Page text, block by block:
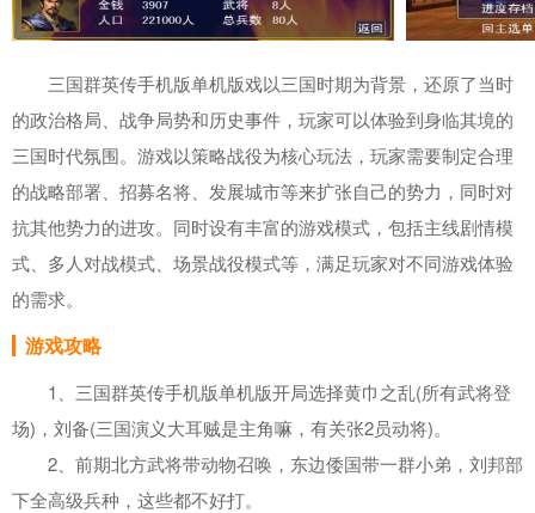
三国群英传手机版单机版戏以三国时期为背景，还原了当时
的政治格局、战争局势和历史事件，玩家可以体验到身临其境的
三国时代氛围。游戏以策略战役为核心玩法，玩家需要制定合理
的战略部署、招募名将、发展城市等来扩张自己的势力，同时对
抗其他势力的进攻。同时设有丰富的游戏模式，包括主线剧情模
式、多人对战模式、场景战役模式等，满足玩家对不同游戏体验
的需求。
游戏攻略
1、三国群英传手机版单机版开局选择黄巾之乱(所有武将登
场)，刘备(三国演义大耳贼是主角嘛，有关张2员动将)。
2、前期北方武将带动物召唤，东边倭国带一群小弟，刘邦部
下全高级兵种，这些都不好打。